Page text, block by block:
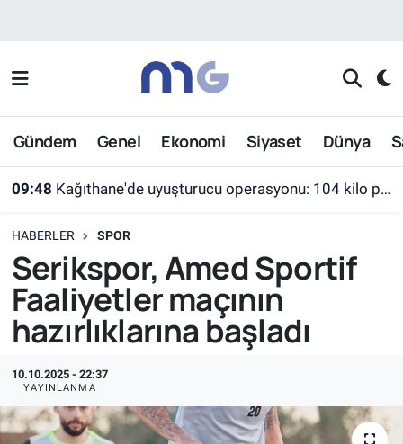
Gündem Genel Ekonomi Siyaset Dünya
09:48 Kağıthane'de uyuşturucu operasyonu: 104 kilo pregabalin ele geçirildi
HABERLER SPOR
Serikspor, Amed Sportif
Faaliyetler maçının
hazırlıklarına başladı
10.10.2025 - 22:37
YAYINLANMA
Nöbetçi Eczaneler
Hava Durumu
Süper Lig Puan Durumu ve Fikstür
Tüm Manşetler
Son Dakika Haberleri
Haber Arşivi